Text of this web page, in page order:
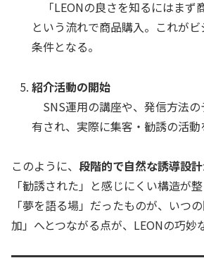
「LEONの良さを知るにはまず
という流れで商品購入。これが
条件となる。
紹介活動の開始
SNS運用の講座や、発信方法
有され、実際に集客・勧誘の活動
このように、 段階的で自然な誘導設計
「勧誘された」と感じにくい構造が
「夢を語る場」だったものが、いつ
加」へとつながる点が、LEONの巧妙